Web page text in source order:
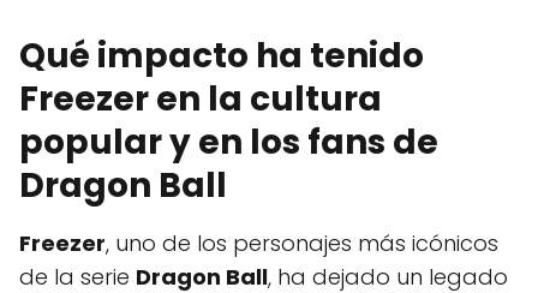
Qué impacto ha tenido
Freezer en la cultura
popular y en los fans de
Dragon Ball
Freezer, uno de los personajes más icónicos
de la serie Dragon Ball, ha dejado un legado